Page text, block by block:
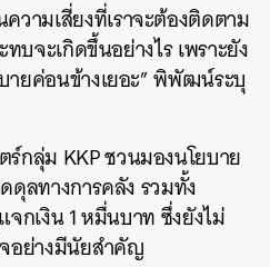
วามเสี่ยงที่เราจะต้องติดตาม
บจะเกิดขึ้นอย่างไร เพราะยัง
ยค่อนข้างเยอะ” พิพัฒน์ระบุ
กลุ่ม KKP ชวนมองนโยบาย
ดุลทางการคลัง รวมทั้ง
กเงิน 1 หมื่นบาท ซึ่งยังไม่
อย่างมีนัยสำคัญ
LINE EMAIL